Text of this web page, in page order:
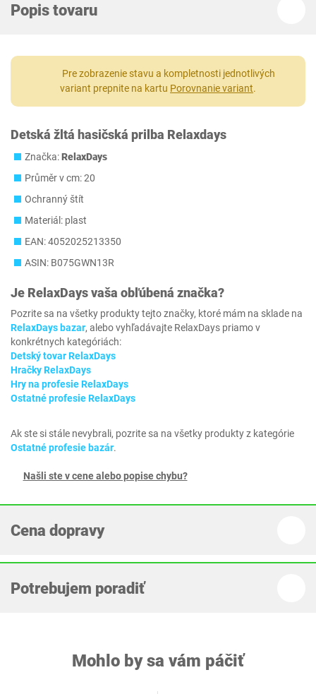
Popis tovaru
Pre zobrazenie stavu a kompletnosti jednotlivých
variant prepnite na kartu Porovnanie variant.
Detská žltá hasičská prilba Relaxdays
Značka:RelaxDays
Průměr v cm: 20
Ochranný štít
Materiál: plast
EAN: 4052025213350
ASIN: B075GWN13R
Je RelaxDaysvaša obľúbená značka?
Pozrite sa na všetky produkty tejto značky, ktoré mám na sklade na
RelaxDays bazar, alebo vyhľadávajte RelaxDays priamo v
konkrétnych kategóriách:
Detský tovar RelaxDays
Hračky RelaxDays
Hry na profesie RelaxDays
Ostatné profesie RelaxDays
Ak ste si stále nevybrali, pozrite sa na všetky produkty z kategórie
Ostatné profesie bazár.
Našli ste v cene alebo popise chybu?
Cena dopravy
Potrebujem poradiť
Mohlo by sa vám páčiť